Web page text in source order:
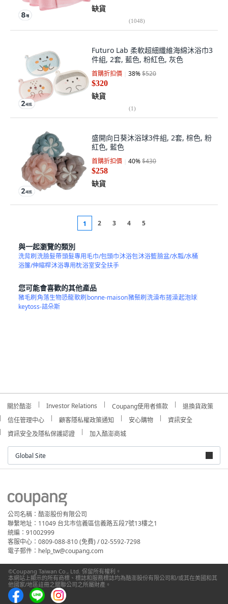
缺貨
(1048)
Futuro Lab 柔軟超細纖維海綿沐浴巾3
件組, 2套, 藍色, 粉紅色, 灰色
首購折扣價 38%$520
$320
缺貨
(1)
盛開向日葵沐浴球3件組, 2套, 棕色, 粉
紅色, 藍色
首購折扣價 40%$430
$258
缺貨
1 2 3 4 5
與一起瀏覽的類別
洗背刷洗臉髮帶頭髮專用毛巾/包頭巾沐浴包沐浴籃臉盆/水瓢/水桶
浴簾/伸縮桿沐浴專用枕浴室安全扶手
您可能會喜歡的其他產品
豬毛刷角落生物恐龍軟刷bonne-maison豬鬃刷洗澡布搓澡起泡球
keytoss-詰朵斯
關於酷澎 Investor Relations Coupang使用者條款
退換貨政策
信任管理中心
顧客隱私權政策通知 安心購物
資訊安全
資訊安全及隱私保護認證
加入酷澎商城
Global Site
公司名稱：酷澎股份有限公司
聯繫地址：11049 台北市信義區信義路五段7號13樓之1
統編：91002999
客服中心：0809-088-810 (免費) / 02-5592-7298
電子郵件：help_tw@coupang.com
©Coupang Taiwan Co., Ltd. 保留所有權利。
本網站上顯示的所有商標、標誌和服務標誌均為酷澎股份有限公司和/或其在美國和其
他國家/地區註冊之關聯公司之所屬財產。